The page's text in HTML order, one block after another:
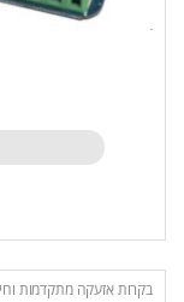
בקרות אזעקה מתקדמות